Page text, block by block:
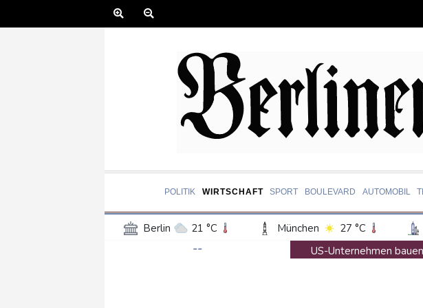
POLITIK WIRTSCHAFT SPORT BOULEVARD AUTOMOBIL
Berlin 21 °C München 27 °C
Frankfurt am Main
Potsdam 21 °C
--
US-Unternehmen
Polizei entdeckt